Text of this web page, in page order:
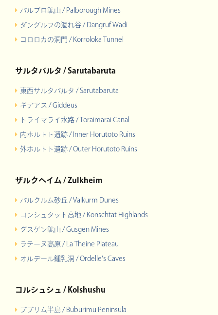
パルブロ鉱山 / Palborough Mines
ダングルフの涸れ谷 / Dangruf Wadi
コロロカの洞門 / Korroloka Tunnel
サルタバルタ / Sarutabaruta
東西サルタバルタ / Sarutabaruta
ギデアス / Giddeus
トライマライ水路 / Toraimarai Canal
内ホルトト遺跡 / Inner Horutoto Ruins
外ホルトト遺跡 / Outer Horutoto Ruins
ザルクヘイム / Zulkheim
バルクルム砂丘 / Valkurm Dunes
コンシュタット高地 / Konschtat Highlands
グスゲン鉱山 / Gusgen Mines
ラテーヌ高原 / La Theine Plateau
オルデール鍾乳洞 / Ordelle's Caves
コルシュシュ / Kolshushu
ブブリム半島 / Buburimu Peninsula